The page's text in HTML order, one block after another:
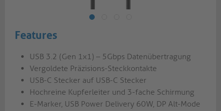
Features
USB 3.2 (Gen 1x1) – 5Gbps Datenübertragung
Vergoldete Präzisions-Steckkontakte
USB-C Stecker auf USB-C Stecker
Hochreine Kupferleiter und 3-fache Schirmung
E-Marker, USB Power Delivery 60W, DP Alt-Mode